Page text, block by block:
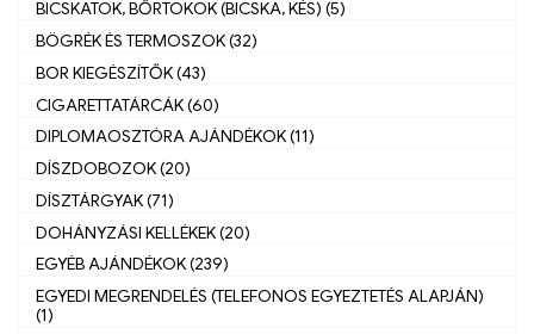
BICSKATOK, BŐRTOKOK (BICSKA, KÉS) (5)
BÖGRÉK ÉS TERMOSZOK (32)
BOR KIEGÉSZÍTŐK (43)
CIGARETTATÁRCÁK (60)
DIPLOMAOSZTÓRA AJÁNDÉKOK (11)
DÍSZDOBOZOK (20)
DÍSZTÁRGYAK (71)
DOHÁNYZÁSI KELLÉKEK (20)
EGYÉB AJÁNDÉKOK (239)
EGYEDI MEGRENDELÉS (TELEFONOS EGYEZTETÉS ALAPJÁN)
(1)